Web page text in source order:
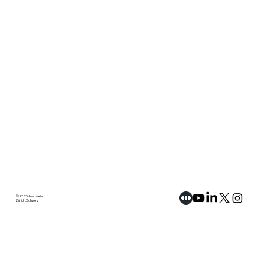
© 2025 Joan Meier
Zürich, Schweiz